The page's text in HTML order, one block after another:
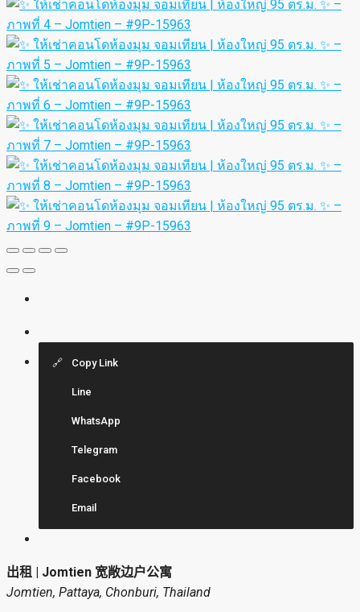
Copy Link
Line
WhatsApp
Telegram
Facebook
Email
出租 | Jomtien 宽敞边户公寓
Jomtien, Pattaya, Chonburi, Thailand